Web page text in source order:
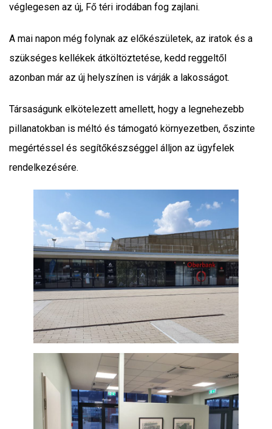
véglegesen az új, Fő téri irodában fog zajlani.
A mai napon még folynak az előkészületek, az iratok és a
szükséges kellékek átköltöztetése, kedd reggeltől
azonban már az új helyszínen is várják a lakosságot.
Társaságunk elkötelezett amellett, hogy a legnehezebb
pillanatokban is méltó és támogató környezetben, őszinte
megértéssel és segítőkészséggel álljon az ügyfelek
rendelkezésére.